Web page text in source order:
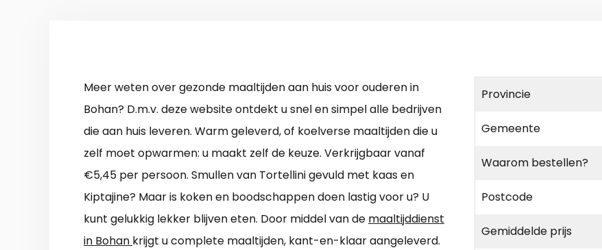
Meer weten over gezonde maaltijden aan huis voor ouderen in
Bohan? D.m.v. deze website ontdekt u snel en simpel alle bedrijven
die aan huis leveren. Warm geleverd, of koelverse maaltijden die u
zelf moet opwarmen: u maakt zelf de keuze. Verkrijgbaar vanaf
€5,45 per persoon. Smullen van Tortellini gevuld met kaas en
Kiptajine? Maar is koken en boodschappen doen lastig voor u? U
kunt gelukkig lekker blijven eten. Door middel van de maaltijddienst
in Bohan krijgt u complete maaltijden, kant-en-klaar aangeleverd.
Provincie
Gemeente
Waarom bestellen?
Postcode
Gemiddelde prijs